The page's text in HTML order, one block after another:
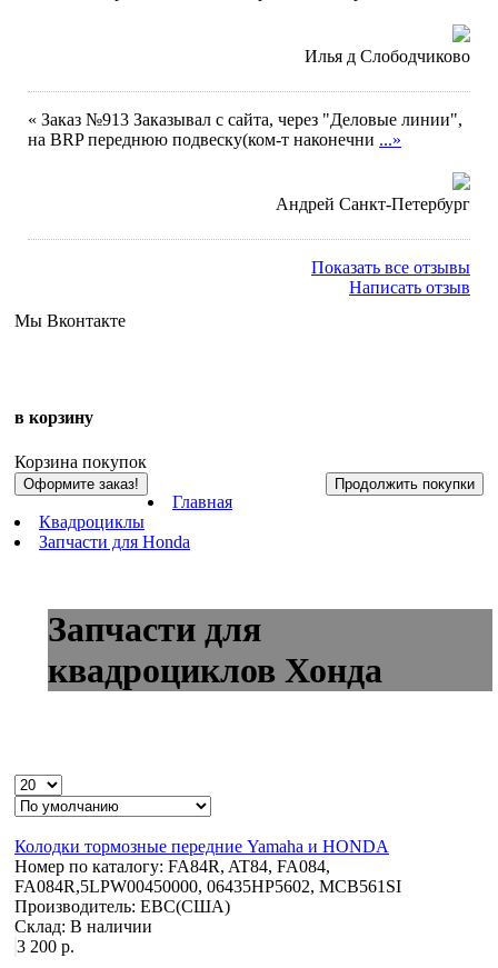
Илья д Слободчиково
« Заказ №913 Заказывал с сайта, через "Деловые линии",
на BRP переднюю подвеску(ком-т наконечни ...»
Андрей Санкт-Петербург
Показать все отзывы
Написать отзыв
Мы Вконтакте
в корзину
Корзина покупок
Оформите заказ! Продолжить покупки
Главная
Квадроциклы
Запчасти для Honda
Запчасти для
квадроциклов Хонда
Колодки тормозные передние Yamaha и HONDA
Номер по каталогу: FA84R, AT84, FA084,
FA084R,5LPW00450000, 06435HP5602, MCB561SI
Производитель: EBC(США)
Склад: В наличии
3 200 р.